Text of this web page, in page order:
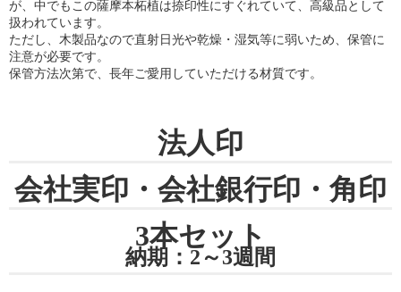
が、中でもこの薩摩本柘植は捺印性にすぐれていて、高級品として
扱われています。
ただし、木製品なので直射日光や乾燥・湿気等に弱いため、保管に
注意が必要です。
保管方法次第で、長年ご愛用していただける材質です。
法人印
会社実印・会社銀行印・角印
3本セット
納期：2～3週間